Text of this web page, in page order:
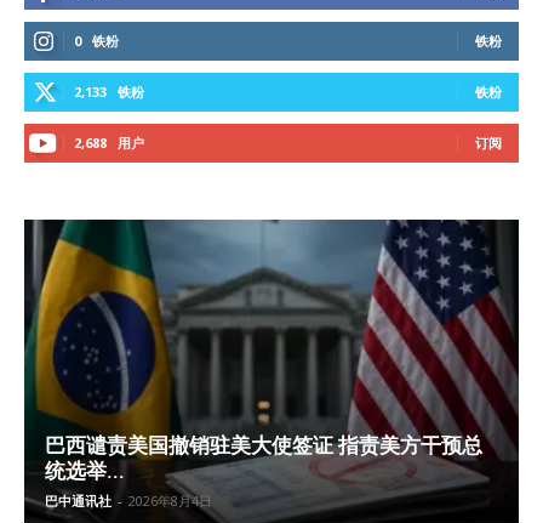
0 铁粉 铁粉
2,133 铁粉 铁粉
2,688 用户 订阅
巴西谴责美国撤销驻美大使签证 指责美方干预总
统选举...
巴中通讯社 - 2026年8月4日